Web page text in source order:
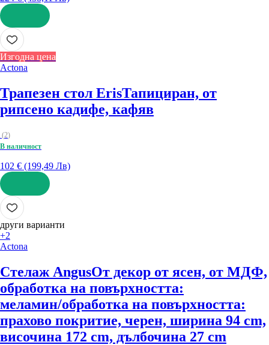
ДОБАВИ
Изгодна цена
Actona
Трапезен стол ErisТапициран, от
рипсено кадифе, кафяв
(2)
В наличност
102 € (199,49 Лв)
ДОБАВИ
други варианти
+2
Actona
Стелаж AngusОт декор от ясен, от МДФ,
oбработка на повърхността:
меламин/oбработка на повърхността:
прахово покритие, черен, ширина 94 cm,
височина 172 cm, дълбочина 27 cm